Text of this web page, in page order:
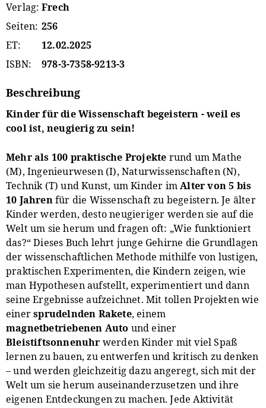
Verlag Frech
Seiten 256
ET
12.02.2025
ISBN
978-3-7358-9213-3
Beschreibung
Kinder für die Wissenschaft begeistern - weil es
cool ist, neugierig zu sein!
Mehr als 100 praktische Projekte rund um Mathe
(M), Ingenieurwesen (I), Naturwissenschaften (N),
Technik (T) und Kunst, um Kinder imAlter von5 bis
10 Jahrenfür die Wissenschaft zu begeistern. Je älter
Kinder werden, desto neugieriger werden sie auf die
Welt um sie herum und fragen oft: „Wie funktioniert
das?“ Dieses Buch lehrt junge Gehirne die Grundlagen
der wissenschaftlichen Methode mithilfe von lustigen,
praktischen Experimenten, die Kindern zeigen, wie
man Hypothesen aufstellt, experimentiert und dann
seine Ergebnisse aufzeichnet. Mit tollen Projekten wie
einersprudelnden Rakete, einem
magnetbetriebenen Auto und einer
Bleistiftsonnenuhr werden Kinder mit viel Spaß
lernen zu bauen, zu entwerfen und kritisch zu denken
– und werden gleichzeitig dazu angeregt, sich mit der
Welt um sie herum auseinanderzusetzen und ihre
eigenen Entdeckungen zu machen. Jede Aktivität